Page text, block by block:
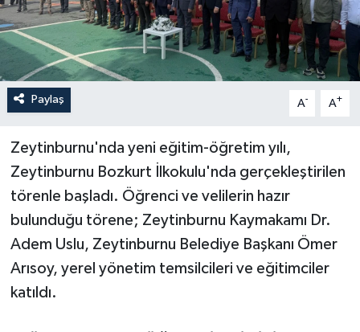
Paylaş A- A+
Zeytinburnu'nda yeni eğitim-öğretim yılı,
Zeytinburnu Bozkurt İlkokulu'nda gerçekleştirilen
törenle başladı. Öğrenci ve velilerin hazır
bulunduğu törene; Zeytinburnu Kaymakamı Dr.
Adem Uslu, Zeytinburnu Belediye Başkanı Ömer
Arısoy, yerel yönetim temsilcileri ve eğitimciler
katıldı.